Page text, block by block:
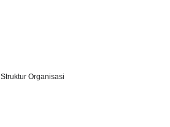
Struktur Organisasi